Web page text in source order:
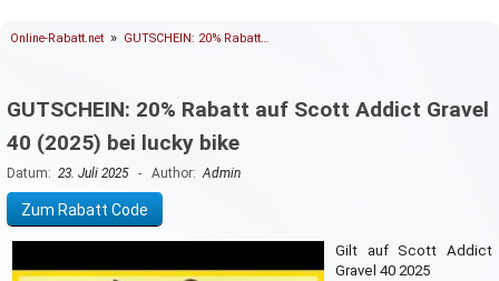
Online-Rabatt.net » GUTSCHEIN: 20% Rabatt…
GUTSCHEIN: 20% Rabatt auf Scott Addict Gravel
40 (2025) bei lucky bike
Datum: 23. Juli 2025- Author:Admin
Zum Rabatt Code
Gilt auf Scott Addict
Gravel 40 2025